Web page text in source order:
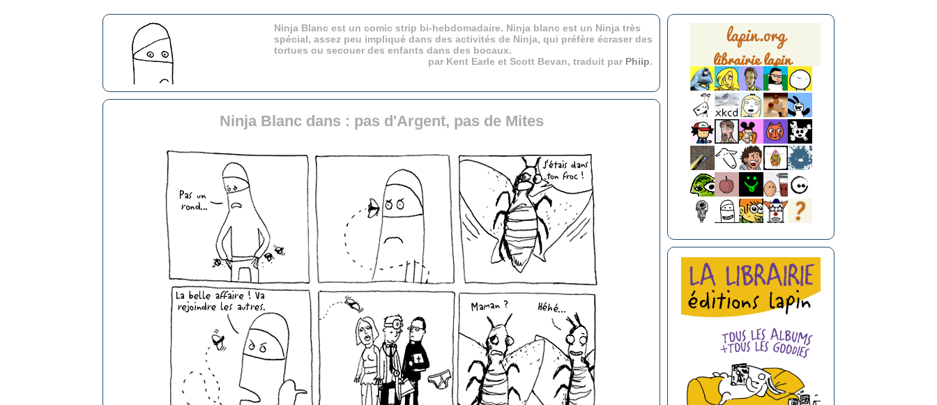
Ninja Blanc est un comic strip bi-hebdomadaire. Ninja blanc est un Ninja très
spécial, assez peu impliqué dans des activités de Ninja, qui préfère écraser des
tortues ou secouer des enfants dans des bocaux.
par Kent Earle et Scott Bevan, traduit par Phiip.
Ninja Blanc dans : pas d'Argent, pas de Mites